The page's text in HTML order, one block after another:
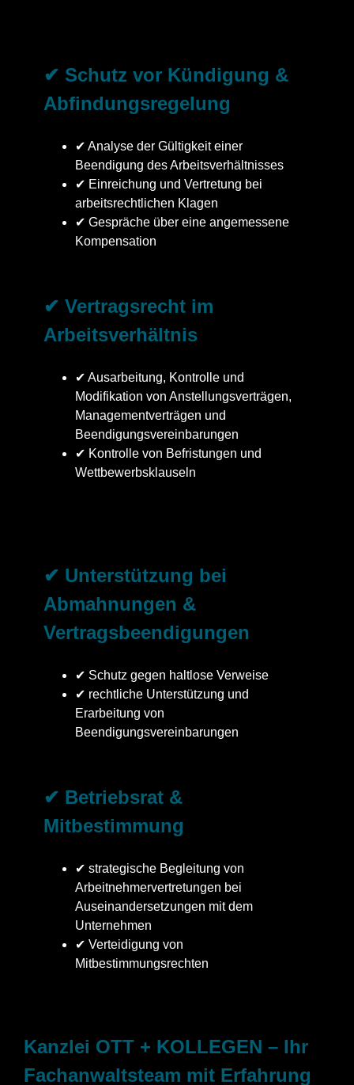
✔ Schutz vor Kündigung &
Abfindungsregelung
✔ Analyse der Gültigkeit einer
Beendigung des Arbeitsverhältnisses
✔ Einreichung und Vertretung bei
arbeitsrechtlichen Klagen
✔ Gespräche über eine angemessene
Kompensation
✔ Vertragsrecht im
Arbeitsverhältnis
✔ Ausarbeitung, Kontrolle und
Modifikation von Anstellungsverträgen,
Managementverträgen und
Beendigungsvereinbarungen
✔ Kontrolle von Befristungen und
Wettbewerbsklauseln
✔ Unterstützung bei
Abmahnungen &
Vertragsbeendigungen
✔ Schutz gegen haltlose Verweise
✔ rechtliche Unterstützung und
Erarbeitung von
Beendigungsvereinbarungen
✔ Betriebsrat &
Mitbestimmung
✔ strategische Begleitung von
Arbeitnehmervertretungen bei
Auseinandersetzungen mit dem
Unternehmen
✔ Verteidigung von
Mitbestimmungsrechten
Kanzlei OTT + KOLLEGEN – Ihr
Fachanwaltsteam mit Erfahrung